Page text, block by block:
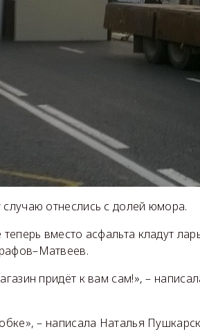
отнеслись с долей юмора.
вместо асфальта кладут
придёт к вам сам!», –
– написала Наталья